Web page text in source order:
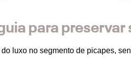
para preservar
luxo no segmento de picapes,